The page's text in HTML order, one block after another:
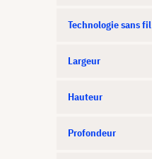
Technologie sans fil
Largeur
Hauteur
Profondeur